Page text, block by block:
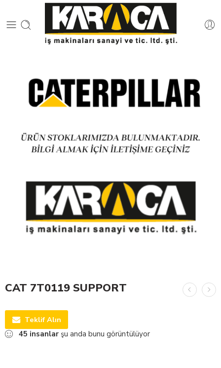
CAT 7T0119 SUPPORT
Teklif Alın
45 insanlar şu anda bunu görüntülüyor